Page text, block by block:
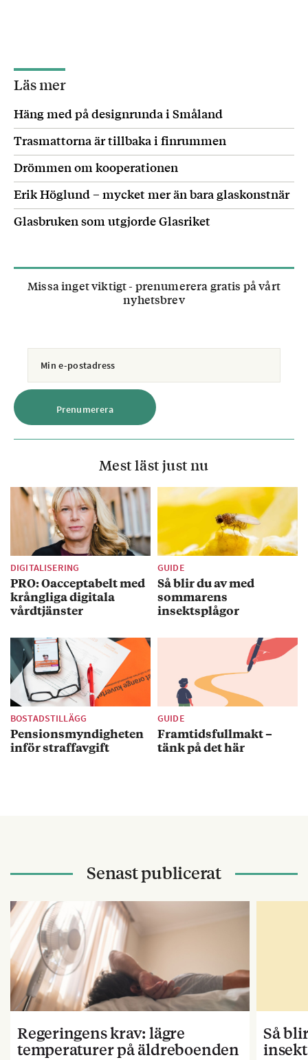
Läs mer
Häng med på designrunda i Småland
Trasmattorna är tillbaka i finrummen
Drömmen om kooperationen
Erik Höglund – mycket mer än bara glaskonstnär
Glasbruken som utgjorde Glasriket
Missa inget viktigt - prenumerera gratis på vårt
nyhetsbrev
Mest läst just nu
DIGITALISERING
PRO: Oacceptabelt med
krångliga digitala
vårdtjänster
GUIDE
Så blir du av med
sommarens
insektsplågor
BOSTADSTILLÄGG
Pensionsmyndigheten
inför straffavgift
GUIDE
Framtidsfullmakt –
tänk på det här
Senast publicerat
Regeringens krav: lägre
temperaturer på äldreboenden
Så